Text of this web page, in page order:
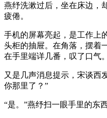
燕纾洗漱过后，坐在床边，
疲倦。
手机的屏幕亮起，是工作上
头柜的抽屉。在角落，摆着
在手里端详几番，叹了口气。
又是几声消息提示，宋谈西
你那里了？”
“是。”燕纾扫一眼手里的东